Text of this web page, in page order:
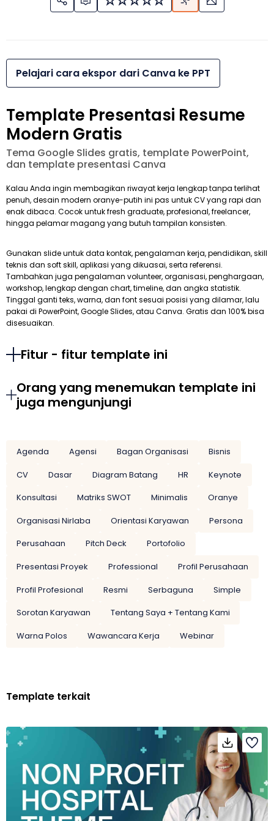
Pelajari cara ekspor dari Canva ke PPT
Template Presentasi Resume
Modern Gratis
Tema Google Slides gratis, template PowerPoint,
dan template presentasi Canva
Kalau Anda ingin membagikan riwayat kerja lengkap tanpa terlihat
penuh, desain modern oranye-putih ini pas untuk CV yang rapi dan
enak dibaca. Cocok untuk fresh graduate, profesional, freelancer,
hingga pelamar magang yang butuh tampilan konsisten.
Gunakan slide untuk data kontak, pengalaman kerja, pendidikan, skill
teknis dan soft skill, aplikasi yang dikuasai, serta referensi.
Tambahkan juga pengalaman volunteer, organisasi, penghargaan,
workshop, lengkap dengan chart, timeline, dan angka statistik.
Tinggal ganti teks, warna, dan font sesuai posisi yang dilamar, lalu
pakai di PowerPoint, Google Slides, atau Canva. Gratis dan 100% bisa
disesuaikan.
Fitur - fitur template ini
Orang yang menemukan template ini
juga mengunjungi
Agenda Agensi Bagan Organisasi
Bisnis
CV
Dasar Diagram Batang HR
Keynote
Konsultasi
Matriks SWOT Minimalis
Oranye
Organisasi Nirlaba
Orientasi Karyawan
Persona
Perusahaan
Pitch Deck
Portofolio
Presentasi Proyek
Professional
Profil Perusahaan
Profil Profesional
Resmi Serbaguna
Simple
Sorotan Karyawan
Tentang Saya + Tentang Kami
Warna Polos
Wawancara Kerja Webinar
Template terkait